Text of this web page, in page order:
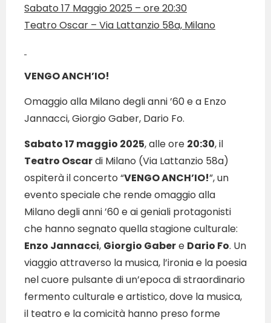
Sabato 17 Maggio 2025 – ore 20:30
Teatro Oscar – Via Lattanzio 58a, Milano
VENGO ANCH’IO!
Omaggio alla Milano degli anni ’60 e a Enzo
Jannacci, Giorgio Gaber, Dario Fo.
Sabato 17 maggio 2025, alle ore 20:30, il
Teatro Oscardi Milano (Via Lattanzio 58a)
ospiterà il concerto “VENGO ANCH’IO!”, un
evento speciale che rende omaggio alla
Milano degli anni ’60 e ai geniali protagonisti
che hanno segnato quella stagione culturale:
Enzo Jannacci, Giorgio Gabere Dario Fo. Un
viaggio attraverso la musica, l’ironia e la poesia
nel cuore pulsante di un’epoca di straordinario
fermento culturale e artistico, dove la musica,
il teatro e la comicità hanno preso forme